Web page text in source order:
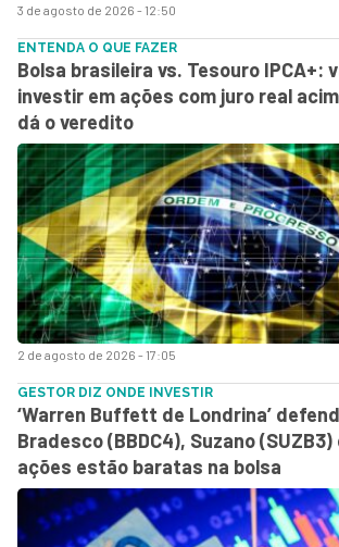
3 de agosto de 2026 - 12:50
2 de agosto de 2026 - 17:05
ENTENDA O QUE FAZER
Bolsa brasileira vs. Tesouro IPCA+:
investir em ações com juro real
dá o veredito
GESTOR DIZ ONDE INVESTIR
‘Warren Buffett de Londrina’
Bradesco (BBDC4), Suzano
ações estão baratas na bolsa